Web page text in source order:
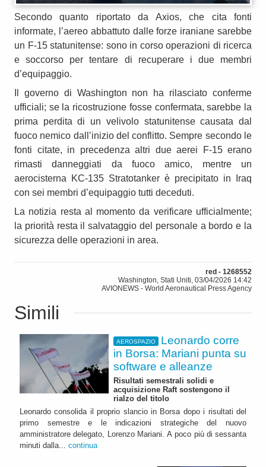
Secondo quanto riportato da Axios, che cita fonti
informate, l’aereo abbattuto dalle forze iraniane sarebbe
un F‑15 statunitense: sono in corso operazioni di ricerca
e soccorso per tentare di recuperare i due membri
d’equipaggio.
Il governo di Washington non ha rilasciato conferme
ufficiali; se la ricostruzione fosse confermata, sarebbe la
prima perdita di un velivolo statunitense causata dal
fuoco nemico dall’inizio del conflitto. Sempre secondo le
fonti citate, in precedenza altri due aerei F‑15 erano
rimasti danneggiati da fuoco amico, mentre un
aerocisterna KC‑135 Stratotanker è precipitato in Iraq
con sei membri d’equipaggio tutti deceduti.
La notizia resta al momento da verificare ufficialmente;
la priorità resta il salvataggio del personale a bordo e la
sicurezza delle operazioni in area.
red - 1268552
Washington, Stati Uniti, 03/04/2026 14:42
AVIONEWS - World Aeronautical Press Agency
Simili
AEROSPAZIO
Leonardo corre
in Borsa: Mariani punta su
software e alleanze
Risultati semestrali solidi e
acquisizione Raft sostengono il
rialzo del titolo
Leonardo consolida il proprio slancio in Borsa dopo i risultati del
primo semestre e le indicazioni strategiche del nuovo
amministratore delegato, Lorenzo Mariani. A poco più di sessanta
minuti dalla... continua